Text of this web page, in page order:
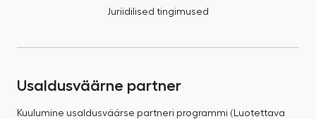
Juriidilised tingimused
Usaldusväärne partner
Kuulumine usaldusväärse partneri programmi (Luotettava